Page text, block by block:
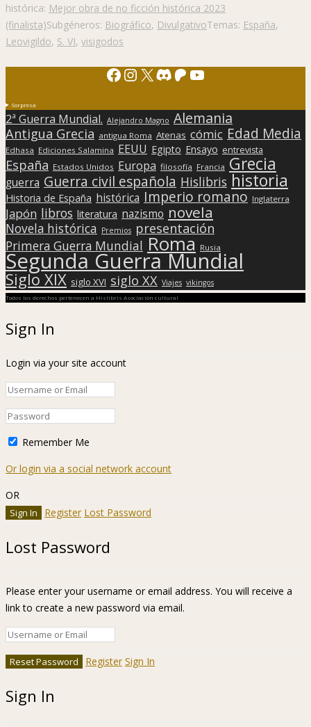
histórica: Mejor obra de no ficción histórica 2023
(finalista)Subgéneros: Biográfico, DivulgativoTemas: España,
Leovigildo, S. VI, visigodos
Facebook
Instagram
X Discord
Patreon
YouTube
Sorpresa
2ª Guerra Mundial. Alejandro Magno Alemania
Antigua Grecia antigua Roma Atenas cómic Edad Media
Edhasa Ediciones Salamina EEUU Egipto Ensayo entrevista
España Estados Unidos Europa filosofía Francia Grecia
guerra Guerra civil española Hislibris historia
Historia de España histórica Imperio romano Inglaterra
Japón libros literatura nazismo novela
Novela histórica Premios presentación
Primera Guerra Mundial Roma Rusia
Segunda Guerra Mundial
Siglo XIX siglo XVI siglo XX Viajes vikingos
Todos los derechos pertenecen a Hislibris Asociación cultural
Sign In
Login via your site account
Remember Me
Or login via a social network account
OR
Register Lost Password
Lost Password
Please enter your username or email address. You will receive a
link to create a new password via email.
Register Sign In
Sign In